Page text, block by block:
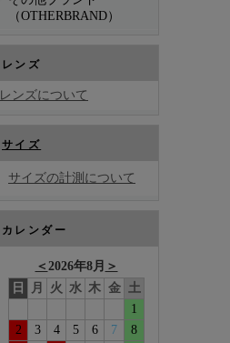
（OTHERBRAND）
レンズ
レンズについて
サイズ
サイズの計測について
カレンダー
＜ 2026年8月 ＞
日
月 火 水 木 金 土
1
2
3 4 5 6 7
8